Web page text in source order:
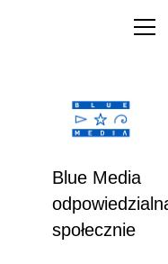
Blue Media
społecznie